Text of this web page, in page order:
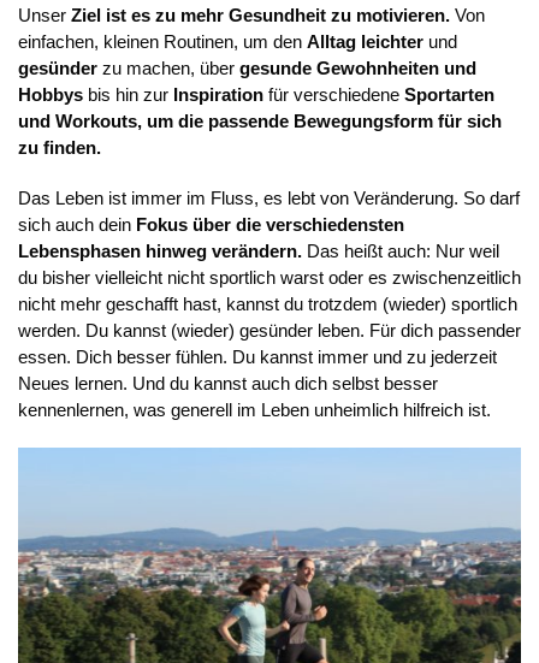
Unser Ziel ist es zu mehr Gesundheit zu motivieren. Von
einfachen, kleinen Routinen, um den Alltag leichter und
gesünder zu machen, über gesunde Gewohnheiten und
Hobbys bis hin zur Inspiration für verschiedene Sportarten
und Workouts, um die passende Bewegungsform für sich
zu finden.
Das Leben ist immer im Fluss, es lebt von Veränderung. So darf
sich auch dein Fokus über die verschiedensten
Lebensphasen hinweg verändern. Das heißt auch: Nur weil
du bisher vielleicht nicht sportlich warst oder es zwischenzeitlich
nicht mehr geschafft hast, kannst du trotzdem (wieder) sportlich
werden. Du kannst (wieder) gesünder leben. Für dich passender
essen. Dich besser fühlen. Du kannst immer und zu jederzeit
Neues lernen. Und du kannst auch dich selbst besser
kennenlernen, was generell im Leben unheimlich hilfreich ist.